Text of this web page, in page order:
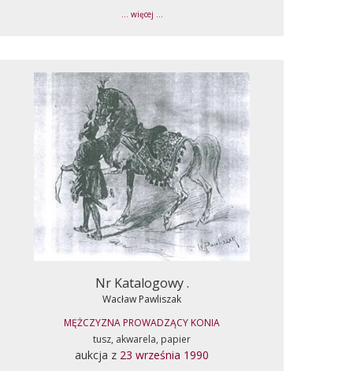
... więcej ...
Nr Katalogowy .
Wacław Pawliszak
MĘŻCZYZNA PROWADZĄCY KONIA
tusz, akwarela, papier
aukcja z 23 września 1990